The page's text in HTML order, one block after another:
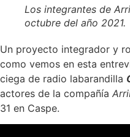
Los integrantes de
octubre del año 2021.
Un proyecto integrador y
como vemos en esta
ciega de radio labarandilla
actores de la compañía
31 en Caspe.